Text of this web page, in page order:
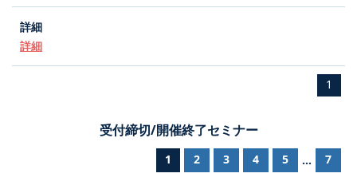
詳細
1
受付締切/開催終了セミナー
1 2 3 4 5 ... 7